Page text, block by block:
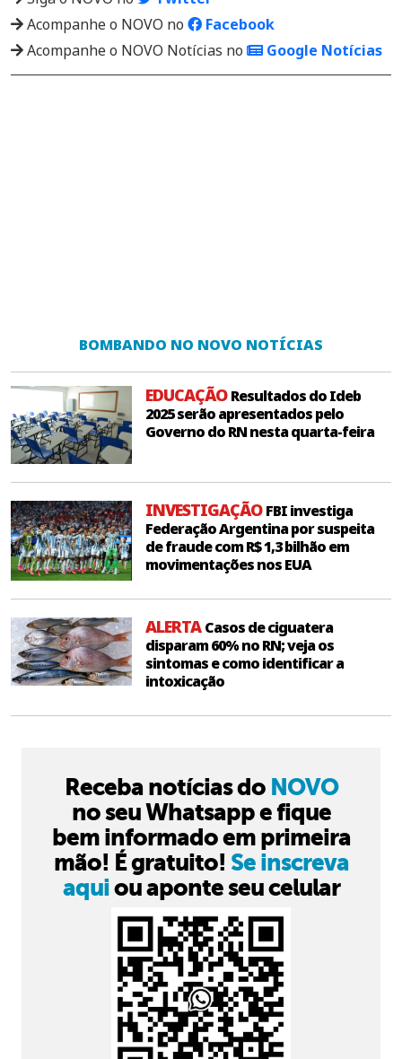
Acompanhe o NOVO no
Facebook
Acompanhe o NOVO Notícias no
Google Notícias
BOMBANDO NO NOVO NOTÍCIAS
EDUCAÇÃOResultados do Ideb
2025 serão apresentados pelo
Governo do RN nesta quarta-feira
INVESTIGAÇÃOFBI investiga
Federação Argentina por suspeita
de fraude com R$ 1,3 bilhão em
movimentações nos EUA
ALERTACasos de ciguatera
disparam 60% no RN; veja os
sintomas e como identificar a
intoxicação
Receba notícias do NOVO
no seu Whatsapp e fique
bem informado em primeira
mão! É gratuito! Se inscreva
aquiou aponte seu celular